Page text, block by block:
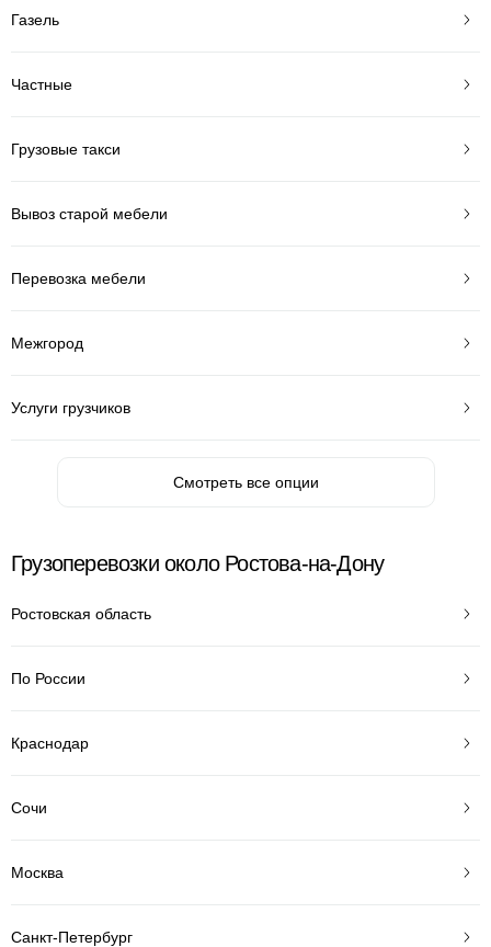
Газель
Частные
Грузовые такси
Вывоз старой мебели
Перевозка мебели
Межгород
Услуги грузчиков
Смотреть все опции
Грузоперевозки около Ростова-на-Дону
Ростовская область
По России
Краснодар
Сочи
Москва
Санкт-Петербург